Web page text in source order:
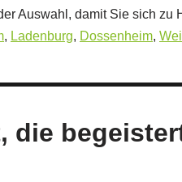
Auswahl, damit Sie sich
, Ladenburg, Dossenheim,
die